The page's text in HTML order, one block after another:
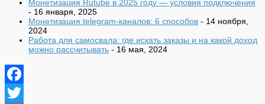
Монетизация Rutube в 2025 году — условия подключения
- 16 января, 2025
Монетизация telegram-каналов: 6 способов - 14 ноября,
2024
Работа для самосвала: где искать заказы и на какой доход
можно рассчитывать - 16 мая, 2024
Facebook